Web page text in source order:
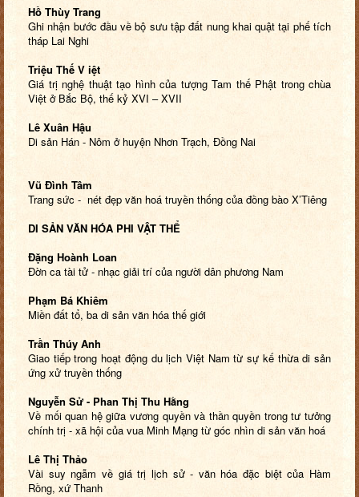
Hồ Thùy Trang
Ghi nhận bước đầu về bộ sưu tập đất nung khai quật tại phế tích
tháp Lai Nghi
Triệu Thế V iệt
Giá trị nghệ thuật tạo hình của tượng Tam thế Phật trong chùa
Việt ở Bắc Bộ, thế kỷ XVI – XVII
Lê Xuân Hậu
Di sản Hán - Nôm ở huyện Nhơn Trạch, Đồng Nai
Vũ Đình Tâm
Trang sức - nét đẹp văn hoá truyền thống của đồng bào X’Tiêng
DI SẢN VĂN HÓA PHI VẬT THỂ
Đặng Hoành Loan
Đờn ca tài tử - nhạc giải trí của người dân phương Nam
Phạm Bá Khiêm
Miền đất tổ, ba di sản văn hóa thế giới
Trần Thúy Anh
Giao tiếp trong hoạt động du lịch Việt Nam từ sự kế thừa di sản
ứng xử truyền thống
Nguyễn Sử - Phan Thị Thu Hằng
Về mối quan hệ giữa vương quyền và thần quyền trong tư tưởng
chính trị - xã hội của vua Minh Mạng từ góc nhìn di sản văn hoá
Lê Thị Thảo
Vài suy ngẫm về giá trị lịch sử - văn hóa đặc biệt của Hàm
Rồng, xứ Thanh